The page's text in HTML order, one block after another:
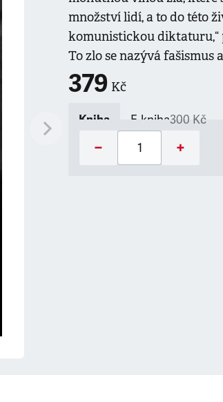
množství lidí, a to do této
komunistickou diktaturu,“
To zlo se nazývá fašismus
379 Kč
Kniha E-kniha300 Kč
− +